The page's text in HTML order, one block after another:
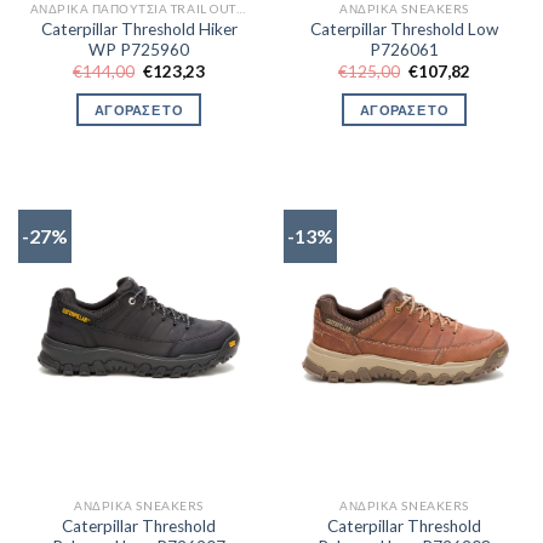
ΑΝΔΡΙΚΆ ΠΑΠΟΎΤΣΙΑ TRAIL OUTDOR
Caterpillar Threshold Hiker
WP P725960
€144,00 Original
was:
€144,00.
€123,23Η
ΑΓΟΡΑΣΕ ΤΟ
ΑΝΔΡΙΚΆ SNEAKERS
Caterpillar Threshold Low
P726061
€125,00 Original
was:
€125,00.
€107,82
ΑΓΟΡΑΣΕ ΤΟ
-27%
ΑΝΔΡΙΚΆ SNEAKERS
Caterpillar Threshold
-13%
ΑΝΔΡΙΚΆ SNEAKERS
Caterpillar Threshold